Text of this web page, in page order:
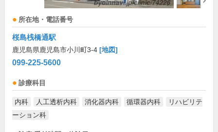
所在地・電話番号
桜島桟橋通駅
鹿児島県鹿児島市小川町3-4 [地図]
099-225-5600
診療科目
内科 人工透析内科 消化器内科 循環器内科
リハビリテ
ーション科